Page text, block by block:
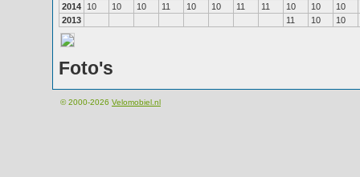
2014
10 10 10 11 10 10 11 11 10 10
10
2013
11 10 10
Foto's
© 2000-2026 Velomobiel.nl